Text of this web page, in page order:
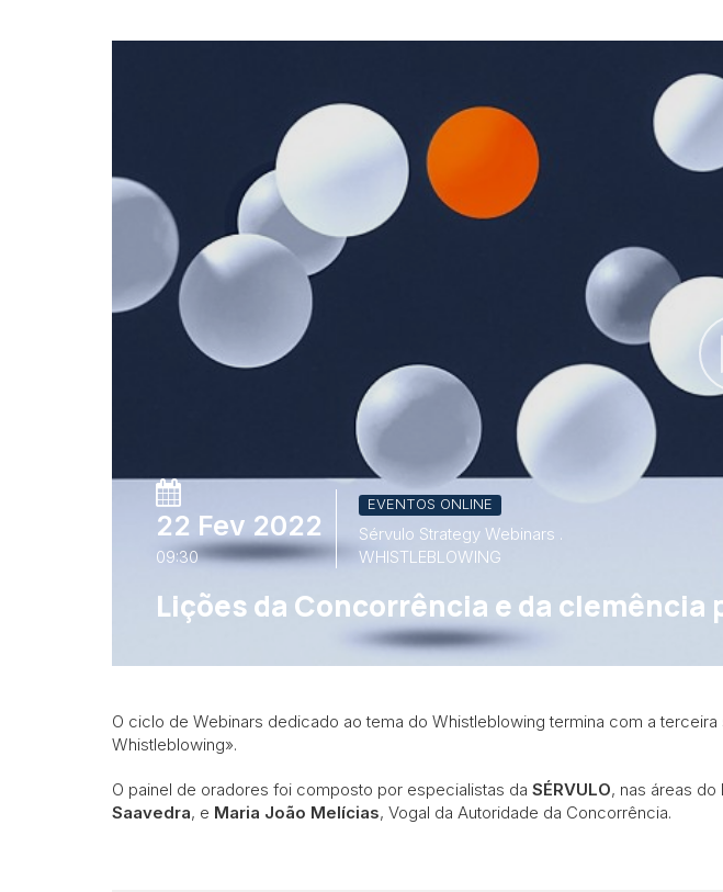
22 Fev 2022
09:30
EVENTOS ONLINE
Sérvulo Strategy Webinars .
WHISTLEBLOWING
Lições da Concorrência e da
O ciclo de Webinars dedicado ao tema do Whistleblowing termina com a
Whistleblowing».
O painel de oradores foi composto por especialistas da SÉRVULO, nas áreas
Saavedra, e Maria João Melícias, Vogal da Autoridade da Concorrência.